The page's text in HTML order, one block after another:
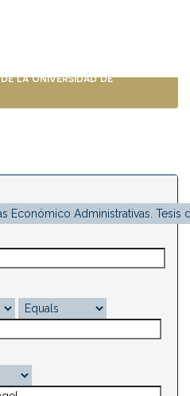
la Universidad de